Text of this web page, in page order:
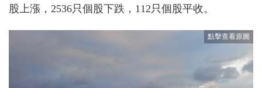
股上漲，2536只個股下跌，112只個股平收。